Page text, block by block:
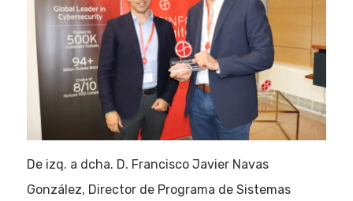
De izq. a dcha. D. Francisco Javier Navas
González, Director de Programa de Sistemas